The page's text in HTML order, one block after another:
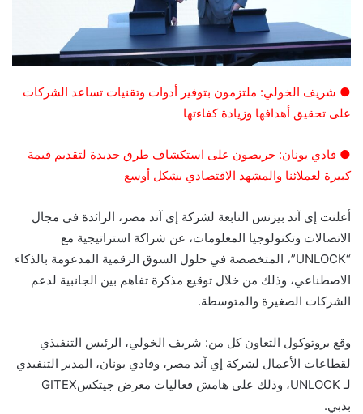
● شريف الخولي: ملتزمون بتوفير أدوات وتقنيات تساعد الشركات
على تحقيق أهدافها وزيادة كفاءتها
● فادي يونان: حريصون على استكشاف طرق جديدة لتقديم قيمة
كبيرة لعملائنا والمشهد الاقتصادي بشكل أوسع
أعلنت إي آند بيزنس التابعة لشركة إي آند مصر، الرائدة في مجال
الاتصالات وتكنولوجيا المعلومات، عن شراكة استراتيجية مع
“UNLOCK”، المتخصصة في حلول السوق الرقمية المدعومة بالذكاء
الاصطناعي، وذلك من خلال توقيع مذكرة تفاهم بين الجانبية لدعم
الشركات الصغيرة والمتوسطة.
وقع بروتوكول التعاون كل من: شريف الخولي، الرئيس التنفيذي
لقطاعات الأعمال لشركة إي آند مصر، وفادي يونان، المدير التنفيذي
لـ UNLOCK، وذلك على هامش فعاليات معرض جيتكسGITEX
بدبي.